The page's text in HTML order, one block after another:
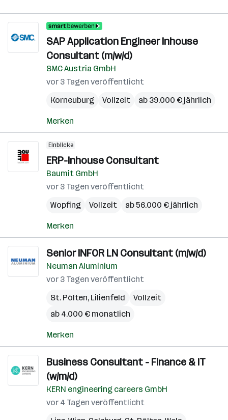
SAP Application Engineer Inhouse
Consultant (m/w/d)
SMC Austria GmbH
vor 3 Tagen veröffentlicht
Korneuburg
Vollzeit ab 39.000 € jährlich
Merken
Einblicke
ERP-Inhouse Consultant
Baumit GmbH
vor 3 Tagen veröffentlicht
Wopfing
Vollzeit ab 56.000 € jährlich
Merken
Senior INFOR LN Consultant (m/w/d)
Neuman Aluminium
vor 3 Tagen veröffentlicht
St. Pölten, Lilienfeld
Vollzeit
ab 4.000 € monatlich
Merken
Business Consultant - Finance & IT
(w/m/d)
KERN engineering careers GmbH
vor 4 Tagen veröffentlicht